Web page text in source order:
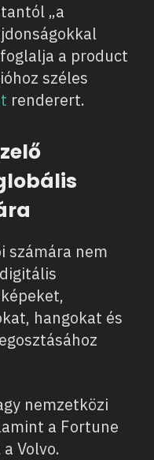
„a
a product
széles
renderert.
számára nem
hangokat és
nemzetközi
a Fortune
Volvo.